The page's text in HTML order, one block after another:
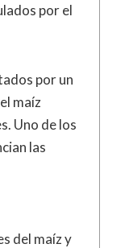
por el
por un
maíz
Uno de los
las
del maíz y